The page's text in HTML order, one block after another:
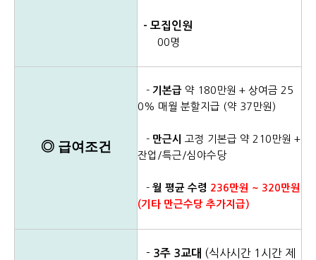
- 모집인원
00명
◎ 급여조건
- 기본급 약 180만원 + 상여금 25
0% 매월 분할지급 (약 37만원)
- 만근시
고정 기본급 약 210만원 +
잔업/특근/심야수당
- 월 평균 수령 236만원 ~ 320만원
(기타 만근수당 추가지급)
- 3주 3교대 (식사시간 1시간 제